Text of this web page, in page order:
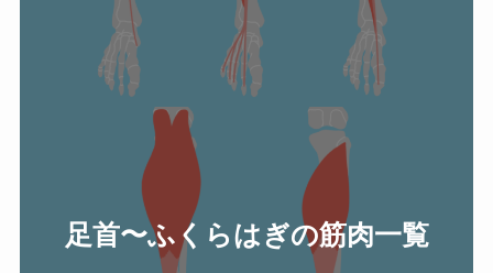
足首〜ふくらはぎの筋肉一覧